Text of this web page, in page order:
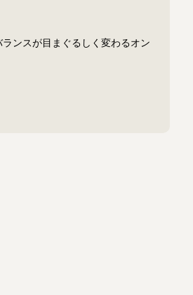
ンスが目まぐるしく変わるオン